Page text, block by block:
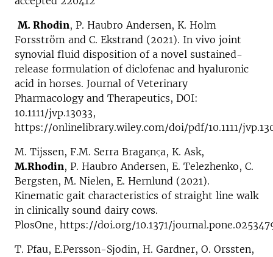
M. Rhodin, P. Haubro Andersen, K. Holm
Forsström and C. Ekstrand (2021). In vivo joint
synovial fluid disposition of a novel sustained-
release formulation of diclofenac and hyaluronic
acid in horses. Journal of Veterinary
Pharmacology and Therapeutics, DOI:
10.1111/jvp.13033,
https://onlinelibrary.wiley.com/doi/pdf/10.1111/
M. Tijssen, F.M. Serra Braganςa, K. Ask,
M.Rhodin, P. Haubro Andersen, E. Telezhenko, C.
Bergsten, M. Nielen, E. Hernlund (2021).
Kinematic gait characteristics of straight line walk
in clinically sound dairy cows.
PlosOne, https://doi.org/10.1371/
T. Pfau, E.Persson-Sjodin, H. Gardner, O. Orssten,